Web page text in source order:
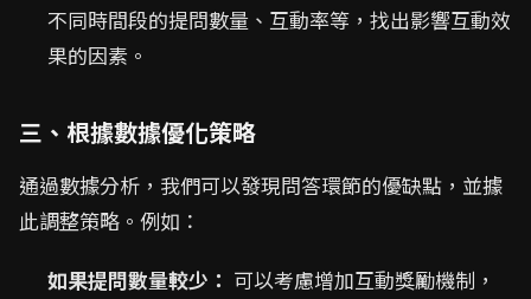
不同時間段的提問數量、互動率等，找出影響互動效
果的因素。
三、根據數據優化策略
通過數據分析，我們可以發現問答環節的優缺點，並據
此調整策略。例如：
如果提問數量較少： 可以考慮增加互動獎勵機制，